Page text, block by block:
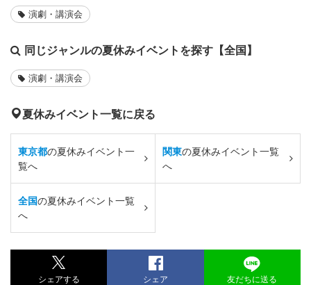
演劇・講演会
同じジャンルの夏休みイベントを探す【全国】
演劇・講演会
夏休みイベント一覧に戻る
東京都の夏休みイベント一
覧へ
関東の夏休みイベント一覧
へ
全国の夏休みイベント一覧
へ
シェアする シェア 友だちに送る